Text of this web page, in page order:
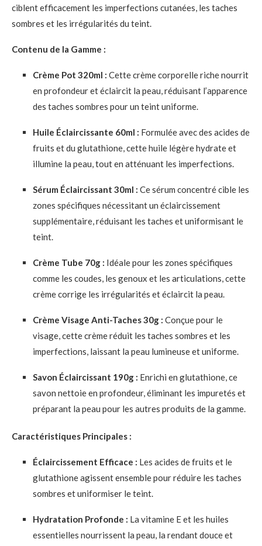
ciblent efficacement les imperfections cutanées, les taches
sombres et les irrégularités du teint.
Contenu de la Gamme :
Crème Pot 320ml : Cette crème corporelle riche nourrit
en profondeur et éclaircit la peau, réduisant l’apparence
des taches sombres pour un teint uniforme.
Huile Éclaircissante 60ml : Formulée avec des acides de
fruits et du glutathione, cette huile légère hydrate et
illumine la peau, tout en atténuant les imperfections.
Sérum Éclaircissant 30ml : Ce sérum concentré cible les
zones spécifiques nécessitant un éclaircissement
supplémentaire, réduisant les taches et uniformisant le
teint.
Crème Tube 70g : Idéale pour les zones spécifiques
comme les coudes, les genoux et les articulations, cette
crème corrige les irrégularités et éclaircit la peau.
Crème Visage Anti-Taches 30g : Conçue pour le
visage, cette crème réduit les taches sombres et les
imperfections, laissant la peau lumineuse et uniforme.
Savon Éclaircissant 190g : Enrichi en glutathione, ce
savon nettoie en profondeur, éliminant les impuretés et
préparant la peau pour les autres produits de la gamme.
Caractéristiques Principales :
Éclaircissement Efficace : Les acides de fruits et le
glutathione agissent ensemble pour réduire les taches
sombres et uniformiser le teint.
Hydratation Profonde : La vitamine E et les huiles
essentielles nourrissent la peau, la rendant douce et